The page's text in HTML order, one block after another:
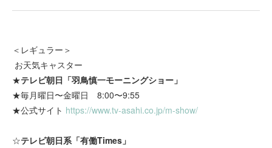
＜レギュラー＞
お天気キャスター
★テレビ朝日「羽鳥慎一モーニングショー」
★毎月曜日〜金曜日 8:00〜9:55
★公式サイト https://www.tv-asahi.co.jp/m-show/
☆テレビ朝日系「有働Times」